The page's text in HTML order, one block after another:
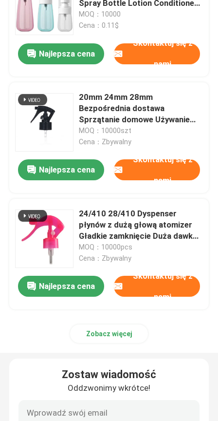
Mgły opryskiwacza
Butelki z pompką bezpowietrzną
Plastikowy słoik na krem
Flaska kosmetyczna z akrylu
Pusty kij dezodorantów
Kosmetyczna Plastikowa Butelka
Szklana butelka olejku eterycznego
Spray Bottle Lotion Conditioner
Hand Sanitizer
MOQ：10000
Cena：0.11$
Najlepsza cena
Skontaktuj się z
nami
20mm 24mm 28mm
Bezpośrednia dostawa
Sprzątanie domowe Używanie
przycisku Typ opakowania
kosmetycznego Mini Spray z
MOQ：10000szt
Cena：Zbywalny
Najlepsza cena
Skontaktuj się z
nami
24/410 28/410 Dyspenser
płynów z dużą głową atomizer
Gładkie zamknięcie Duża dawka
Długi przycisk wyzwalający Typ
Mini Sprayer wyzwalający do
MOQ：10000pcs
Cena：Zbywalny
Najlepsza cena
Skontaktuj się z
nami
Zobacz więcej
Zostaw wiadomość
Oddzwonimy wkrótce!